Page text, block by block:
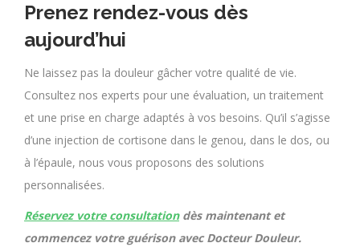
Prenez rendez-vous dès
aujourd’hui
Ne laissez pas la douleur gâcher votre qualité de vie.
Consultez nos experts pour une évaluation, un traitement
et une prise en charge adaptés à vos besoins. Qu’il s’agisse
d’une injection de cortisone dans le genou, dans le dos, ou
à l’épaule, nous vous proposons des solutions
personnalisées.
Réservez votre consultationdès maintenant et
commencez votre guérison avec Docteur Douleur.